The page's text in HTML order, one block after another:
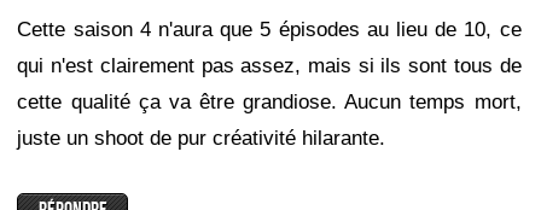
Cette saison 4 n'aura que 5 épisodes au lieu de 10, ce
qui n'est clairement pas assez, mais si ils sont tous de
cette qualité ça va être grandiose. Aucun temps mort,
juste un shoot de pur créativité hilarante.